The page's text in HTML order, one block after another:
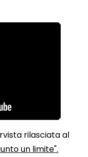
rilasciata al
un limite".